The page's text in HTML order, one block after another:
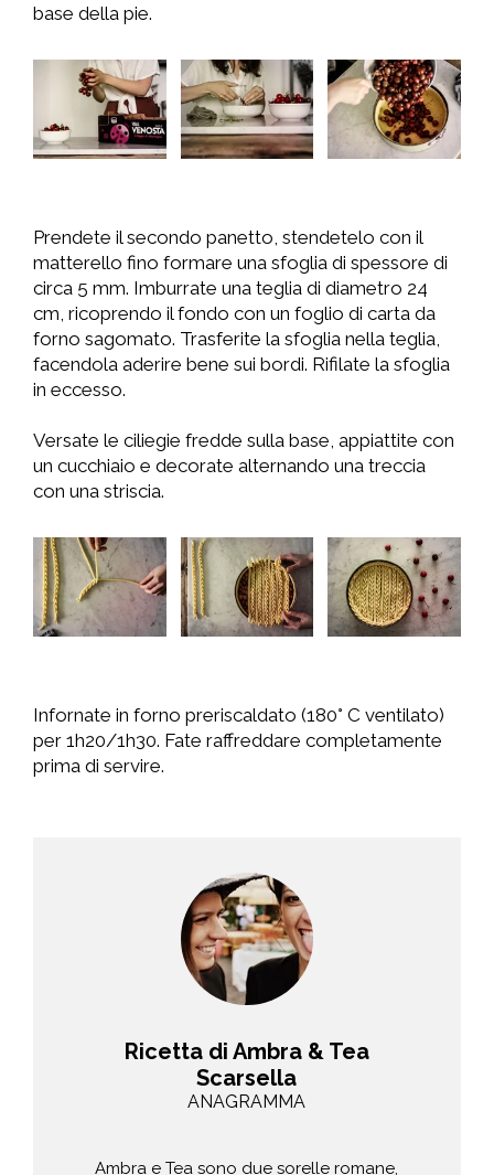
base della pie.
Prendete il secondo panetto, stendetelo con il
matterello fino formare una sfoglia di spessore di
circa 5 mm. Imburrate una teglia di diametro 24
cm, ricoprendo il fondo con un foglio di carta da
forno sagomato. Trasferite la sfoglia nella teglia,
facendola aderire bene sui bordi. Rifilate la sfoglia
in eccesso.
Versate le ciliegie fredde sulla base, appiattite con
un cucchiaio e decorate alternando una treccia
con una striscia.
Infornate in forno preriscaldato (180° C ventilato)
per 1h20/1h30. Fate raffreddare completamente
prima di servire.
Ricetta di Ambra & Tea
Scarsella
ANAGRAMMA
Ambra e Tea sono due sorelle romane,